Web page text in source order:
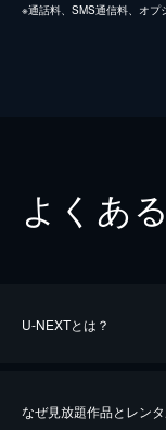
※通話料、SMS通信料、オプ
よくあ
U-NEXTとは？
なぜ見放題作品とレン